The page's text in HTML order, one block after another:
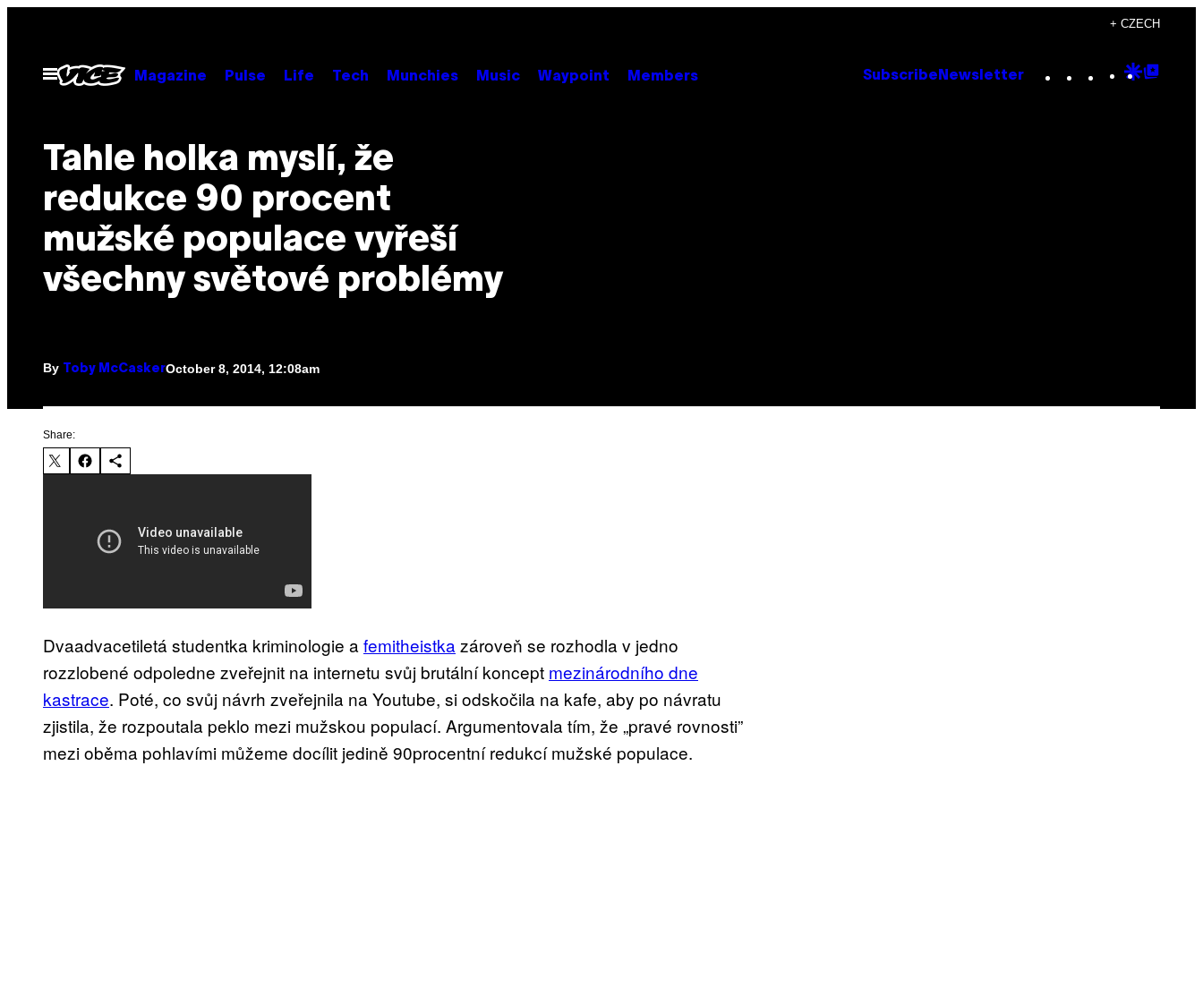
content
+ CZECH
Open
Menu
Magazine Pulse Life Tech Munchies Music Waypoint Members Subscribe Newsletter Instagram
TikTok
YouTube
Google
Tahle holka myslí, že
redukce 90 procent
mužské populace vyřeší
všechny světové problémy
By Toby McCaskerOctober 8, 2014, 12:08am
Share:
Dvaadvacetiletá studentka kriminologie a femitheistka zároveň se rozhodla v jedno
rozzlobené odpoledne zveřejnit na internetu svůj brutální koncept mezinárodního dne
kastrace. Poté, co svůj návrh zveřejnila na Youtube, si odskočila na kafe, aby po návratu
zjistila, že rozpoutala peklo mezi mužskou populací. Argumentovala tím, že „pravé rovnosti”
mezi oběma pohlavími můžeme docílit jedině 90procentní redukcí mužské populace.